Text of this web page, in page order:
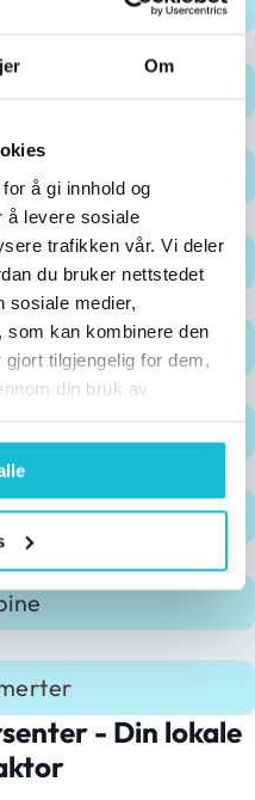
Om
å gi innhold og
å levere sosiale
trafikken vår. Vi deler
du bruker nettstedet
sosiale medier,
som kan kombinere den
tilgjengelig for dem,
din bruk av
tennisalbue
- Din lokale